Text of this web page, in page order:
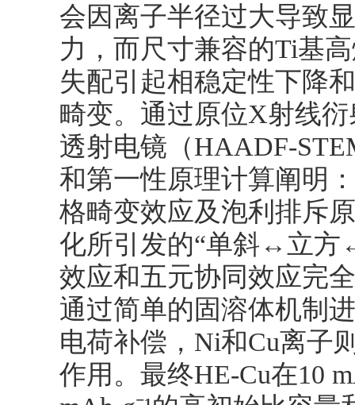
会因离子半径过大导致
力，而尺寸兼容的Ti基
失配引起相稳定性下降
畸变。通过原位X射线
透射电镜（HAADF-
和第一性原理计算阐明
格畸变效应及泡利排斥
化所引发的“单斜↔立方
效应和五元协同效应完
通过简单的固溶体机制
电荷补偿，Ni和Cu离子
作用。最终HE-Cu在10